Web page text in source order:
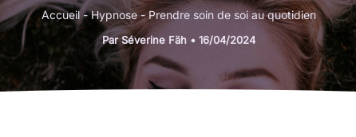
Accueil-Hypnose-Prendre soin de soi au quotidien
ParSéverine Fäh • 16/04/2024